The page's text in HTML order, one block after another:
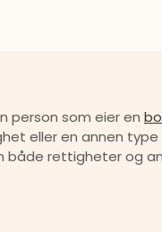
person som eier en
eller en annen type
både rettigheter og